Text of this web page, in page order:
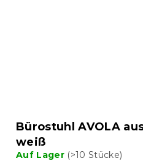
Bürostuhl AVOLA
weiß
Auf Lager (>10 Stücke)